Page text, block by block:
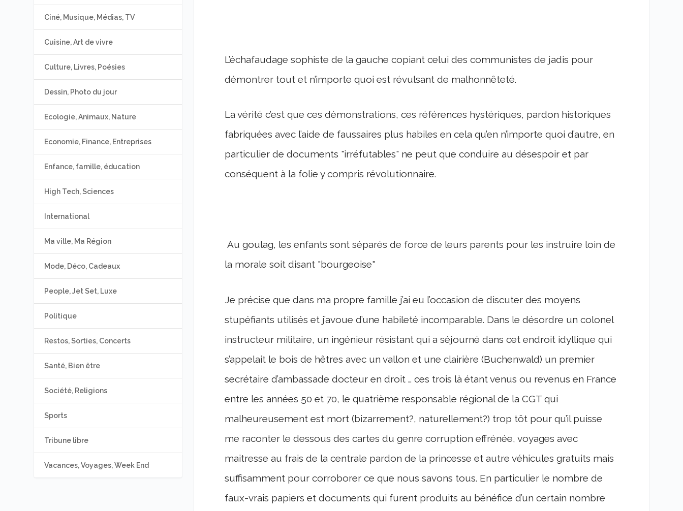
L’échafaudage sophiste de la gauche copiant celui des communistes de jadis pour
démontrer tout et n’importe quoi est révulsant de malhonnêteté.
La vérité c’est que ces démonstrations, ces références hystériques, pardon historiques
fabriquées avec l’aide de faussaires plus habiles en cela qu’en n’importe quoi d’autre, en
particulier de documents "irréfutables" ne peut que conduire au désespoir et par
conséquent à la folie y compris révolutionnaire.
Au goulag, les enfants sont séparés de force de leurs parents pour les instruire loin de
la morale soit disant "bourgeoise"
Je précise que dans ma propre famille j’ai eu l’occasion de discuter des moyens
stupéfiants utilisés et j’avoue d’une habileté incomparable. Dans le désordre un colonel
instructeur militaire, un ingénieur résistant qui a séjourné dans cet endroit idyllique qui
s’appelait le bois de hêtres avec un vallon et une clairière (Buchenwald) un premier
secrétaire d’ambassade docteur en droit … ces trois là étant venus ou revenus en France
entre les années 50 et 70, le quatrième responsable régional de la CGT qui
malheureusement est mort (bizarrement?, naturellement?) trop tôt pour qu’il puisse
me raconter le dessous des cartes du genre corruption effrénée, voyages avec
maitresse au frais de la centrale pardon de la princesse et autre véhicules gratuits mais
suffisamment pour corroborer ce que nous savons tous. En particulier le nombre de
faux-vrais papiers et documents qui furent produits au bénéfice d’un certain nombre
Ciné, Musique, Médias, TV
Cuisine, Art de vivre
Culture, Livres, Poésies
Dessin, Photo du jour
Ecologie, Animaux, Nature
Economie, Finance, Entreprises
Enfance, famille, éducation
High Tech, Sciences
International
Ma ville, Ma Région
Mode, Déco, Cadeaux
People, Jet Set, Luxe
Politique
Restos, Sorties, Concerts
Santé, Bien être
Société, Religions
Sports
Tribune libre
Vacances, Voyages, Week End